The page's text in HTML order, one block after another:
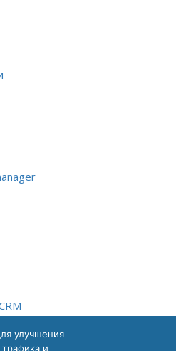
данных
улучшения
и